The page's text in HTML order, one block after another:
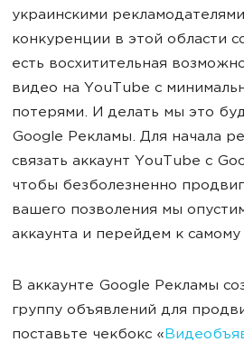
украинскими
конкуренции в этой области
есть восхитительная
видео на YouTube с
потерями. И делать мы это
Google Рекламы. Для начала
связать аккаунт YouTube с
чтобы безболезненно
вашего позволения мы
аккаунта и перейдем к
В аккаунте Google Рекламы
группу объявлений для
поставьте чекбокс «